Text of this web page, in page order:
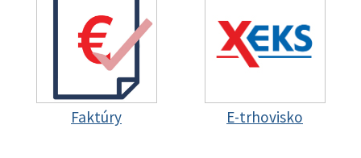
Faktúry E-trhovisko